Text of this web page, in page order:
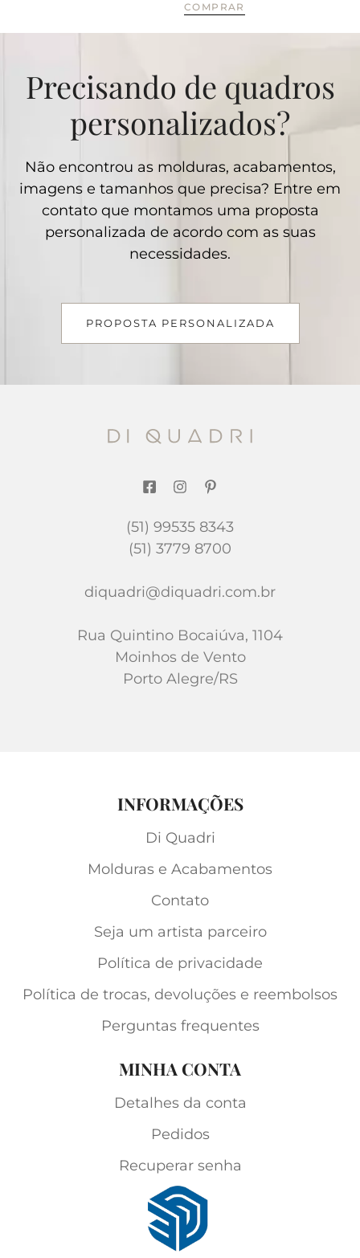
COMPRAR
Precisando de quadros
personalizados?
Não encontrou as molduras, acabamentos,
imagens e tamanhos que precisa? Entre em
contato que montamos uma proposta
personalizada de acordo com as suas
necessidades.
PROPOSTA PERSONALIZADA
(51) 99535 8343
(51) 3779 8700
diquadri@diquadri.com.br
Rua Quintino Bocaiúva, 1104
Moinhos de Vento
Porto Alegre/RS
INFORMAÇÕES
Di Quadri
Molduras e Acabamentos
Contato
Seja um artista parceiro
Política de privacidade
Política de trocas, devoluções e reembolsos
Perguntas frequentes
MINHA CONTA
Detalhes da conta
Pedidos
Recuperar senha